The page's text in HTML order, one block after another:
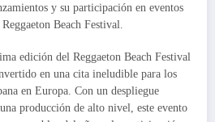
y su participación en eventos
Beach Festival.
edición del Reggaeton Beach Festival
en una cita ineludible para los
en Europa. Con un despliegue
producción de alto nivel, este evento